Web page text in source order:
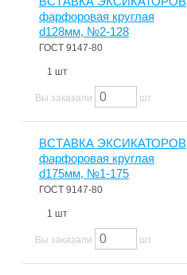
фарфоровая круглая
d128мм, №2-128
ГОСТ 9147-80
1 шт
Вы заказали шт
ВСТАВКА ЭКСИКАТОРОВ
фарфоровая круглая
d175мм, №1-175
ГОСТ 9147-80
1 шт
Вы заказали шт